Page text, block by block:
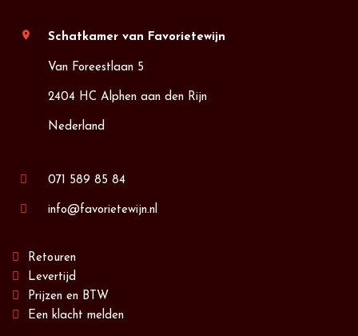
location_on Schatkamer van Favorietewijn
Van Foreestlaan 5
2404 HC Alphen aan den Rijn
Nederland
071 589 85 84
info@favorietewijn.nl
Retouren
Levertijd
Prijzen en BTW
Een klacht melden